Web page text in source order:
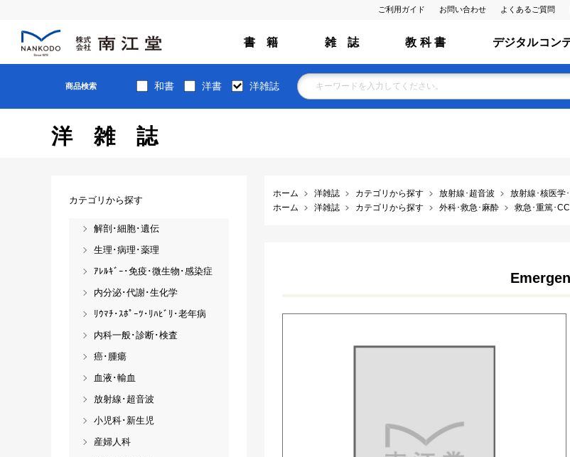
ご利用ガイド お問い合わせ よくあるご質問
書 籍 雑 誌 教 科 書 デジタルコン
商品検索 和書 洋書 洋雑誌
洋雑誌
ホーム 洋雑誌 カテゴリから探す 放射線･超音波
放射線･核医学
ホーム
洋雑誌 カテゴリから探す 外科･救急･麻酔 救急･重篤･
カテゴリから探す
解剖･細胞･遺伝
生理･病理･薬理
ｱﾚﾙｷﾞｰ･免疫･微生物･感染症
内分泌･代謝･生化学
ﾘｳﾏﾁ･ｽﾎﾟｰﾂ･ﾘﾊﾋﾞﾘ･老年病
内科一般･診断･検査
癌･腫瘍
血液･輸血
放射線･超音波
小児科･新生児
産婦人科